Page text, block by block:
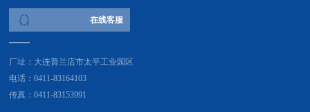
在线客服
厂址：大连普兰店市太平工业园区
电话：0411-83164103
传真：0411-83153991